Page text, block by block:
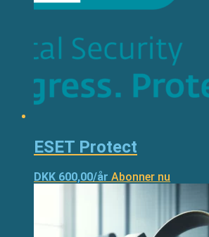
ESET Protect
DKK 600,00/år Abonner nu